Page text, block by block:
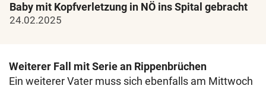
Baby mit Kopfverletzung in NÖ ins Spital gebracht
24.02.2025
Weiterer Fall mit Serie an Rippenbrüchen
Ein weiterer Vater muss sich ebenfalls am Mittwoch